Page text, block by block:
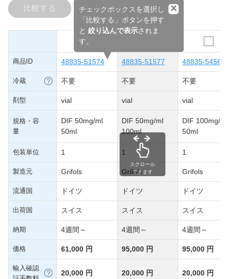
チェックボックスを選択し
「比較する」ボタンを押す
と 絞り込んで表示されま
す。
×
比較する
商品ID 48835-51574 48835-51577 48835-54561
冷蔵 不要 不要 不要
剤型 vial vial vial
規格・容
量
DIF 50mg/ml
50ml
DIF 50mg/ml
100ml
DIF 100mg/ml
50ml
包装単位 1 1 1
製造元 Grifols Grifols Grifols
流通国 ドイツ ドイツ ドイツ
出荷国 スイス スイス スイス
納期 4週間～ 4週間～ 4週間～
価格 61,000 円 95,000 円 95,000 円
輸入確認
20,000 円 20,000 円 20,000 円
スクロール
できます